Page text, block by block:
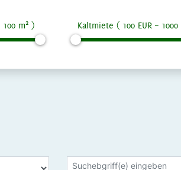
100m2) Kaltmiete ( 100 EUR – 1000